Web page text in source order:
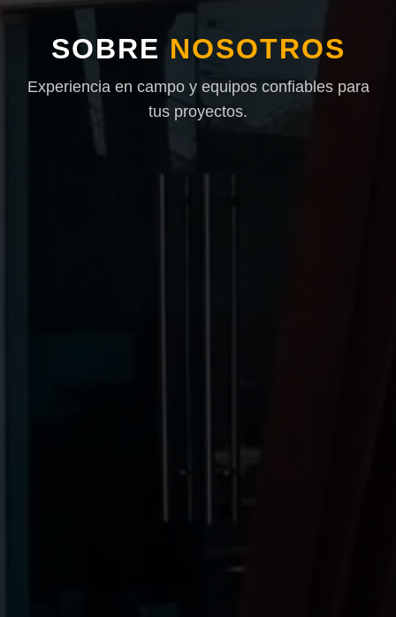
SOBRE NOSOTROS
Experiencia en campo y equipos confiables para
tus proyectos.